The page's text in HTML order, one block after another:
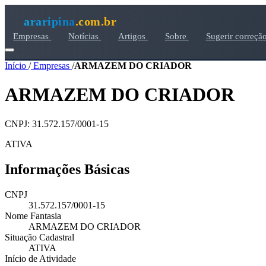
araripina.com.br
Empresas Notícias Artigos Sobre Sugerir
Início /Empresas /ARMAZEM DO CRIADOR
ARMAZEM DO CRIADOR
CNPJ: 31.572.157/0001-15
ATIVA
Informações Básicas
CNPJ
31.572.157/0001-15
Nome Fantasia
ARMAZEM DO CRIADOR
Situação Cadastral
ATIVA
Início de Atividade